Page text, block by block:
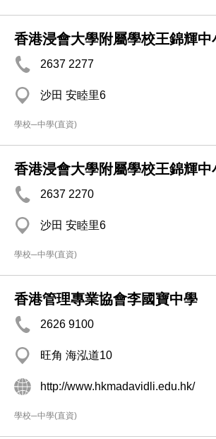
香港浸會大學附屬學校王錦輝中
2637 2277
沙田 安睦里6
學校─中學(直資)
香港浸會大學附屬學校王錦輝中
2637 2270
沙田 安睦里6
學校─中學(直資)
香港管理專業協會李國寶中學
2626 9100
旺角 海泓道10
http://www.hkmadavidli.edu.hk/
學校─中學(直資)